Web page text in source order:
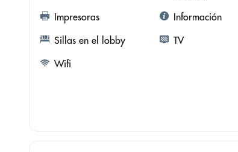
Impresoras Información
Sillas en el lobby
TV
Wifi